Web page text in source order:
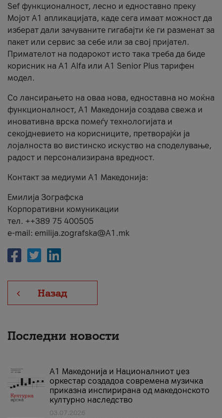
Sef функционалност, лесно и едноставно преку
Мојот А1 апликацијата, каде сега имаат можност да
изберат дали зачуваните гигабајти ќе ги разменат за
пакет или сервис за себе или за свој пријател.
Примателот на подарокот исто така треба да биде
корисник на А1 Alfa или A1 Senior Plus тарифен
модел.
Со лансирањето на оваа нова, едноставна но моќна
функционалност, А1 Македонија создава свежа и
иновативна врска помеѓу технологијата и
секојдневието на корисниците, претворајќи ја
лојалноста во вистинско искуство на споделување,
радост и персонализирана вредност.
Контакт за медиуми А1 Македонија:
Емилија Зографска
Корпоративни комуникации
тел. ++389 75 400505
e-mail: emilija.zografska@A1.mk
Назад
Последни новости
А1 Македонија и Националниот џез
оркестар создадоа современа музичка
приказна инспирирана од македонското
културно наследство
03.07.2026